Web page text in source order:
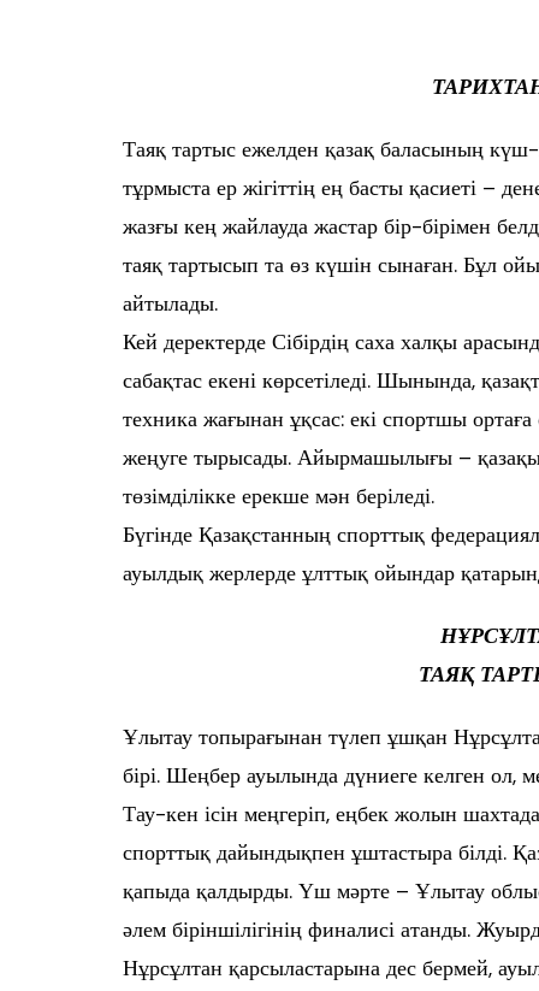
Таяқ тартыс ежелден қазақ баласының
тұрмыста ер жігіттің ең басты қасиеті –
жазғы кең жайлауда жастар бір-бірімен
таяқ тартысып та өз күшін сынаған. Бұл
айтылады.
Кей деректерде Сібірдің саха халқы
сабақтас екені көрсетіледі. Шынында,
техника жағынан ұқсас: екі спортшы
жеңуге тырысады. Айырмашылығы –
төзімділікке ерекше мән беріледі.
Бүгінде Қазақстанның спорттық
ауылдық жерлерде ұлттық ойындар
ТАЯҚ
Ұлытау топырағынан түлеп ұшқан
бірі. Шеңбер ауылында дүниеге келген ол,
Тау-кен ісін меңгеріп, еңбек жолын
спорттық дайындықпен ұштастыра білді.
қапыда қалдырды. Үш мәрте – Ұлытау
әлем біріншілігінің финалисі атанды.
Нұрсұлтан қарсыластарына дес бермей,